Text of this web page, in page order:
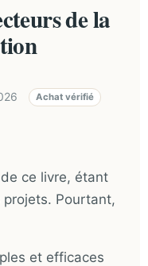
de la
Achat vérifié
ce livre, étant
Pourtant,
et efficaces